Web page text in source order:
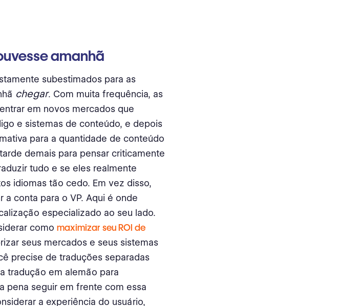
amanhã
subestimados para as
chegar. Com muita frequência, as
em novos mercados que
e sistemas de conteúdo, e depois
para a quantidade de conteúdo
demais para pensar criticamente
tudo e se eles realmente
idiomas tão cedo. Em vez disso,
conta para o VP. Aqui é onde
especializado ao seu lado.
como maximizar seu ROI de
seus mercados e seus sistemas
precise de traduções separadas
tradução em alemão para
pena seguir em frente com essa
a experiência do usuário,